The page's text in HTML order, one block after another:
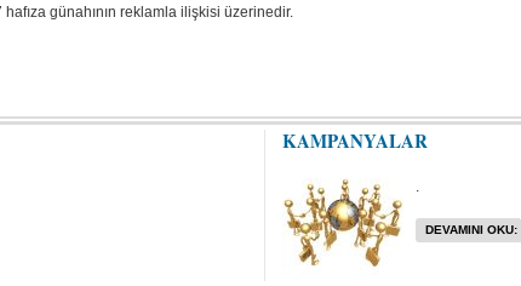
günahının reklamla ilişkisi üzerinedir.
KAMPANYALAR
.
DEVAMINI OKU: